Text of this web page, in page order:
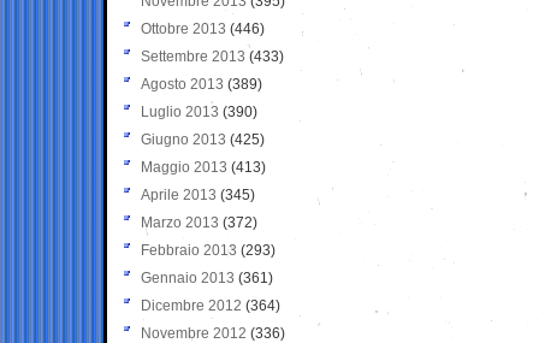
Ottobre 2013 (446)
Settembre 2013 (433)
Agosto 2013 (389)
Luglio 2013 (390)
Giugno 2013 (425)
Maggio 2013 (413)
Aprile 2013 (345)
Marzo 2013 (372)
Febbraio 2013 (293)
Gennaio 2013 (361)
Dicembre 2012 (364)
Novembre 2012 (336)